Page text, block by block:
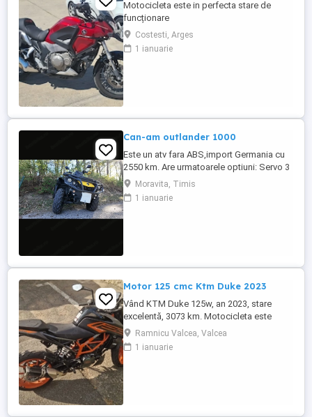
Motocicleta este in perfecta stare de
funcționare
Costesti, Arges
1 ianuarie
Can-am outlander 1000
Este un atv fara ABS,import Germania cu
2550 km. Are urmatoarele optiuni: Servo 3
nivele Suspensie FOX cu rebound Bullbar
fata Bullbar spate Handguardurile Can am
Jante beadlock
Moravita, Timis
1 ianuarie
Motor 125 cmc Ktm Duke 2023
Vând KTM Duke 125w, an 2023, stare
excelentă, 3073 km. Motocicleta este
ideală pentru începători sau pentru oraș.
Fără daune, lovituri!
Ramnicu Valcea, Valcea
1 ianuarie